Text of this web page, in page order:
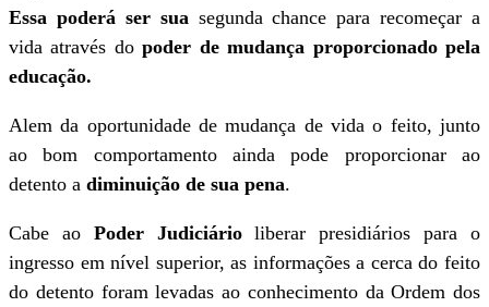
Essa poderá ser suasegunda chance para recomeçar a
vida através dopoder de mudança proporcionado pela
educação.
Alem da oportunidade de mudança de vida o feito, junto
ao bom comportamento ainda pode proporcionar ao
detento a diminuição de sua pena.
Cabe ao Poder Judiciárioliberar presidiários para o
ingresso em nível superior, as informações a cerca do feito
do detento foram levadas ao conhecimento da Ordem dos